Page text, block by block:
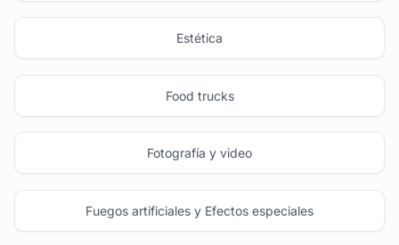
Estética
Food trucks
Fotografía y video
Fuegos artificiales y Efectos especiales